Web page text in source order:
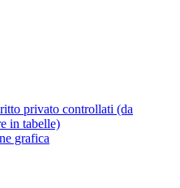
privato controllati (da
in tabelle)
grafica